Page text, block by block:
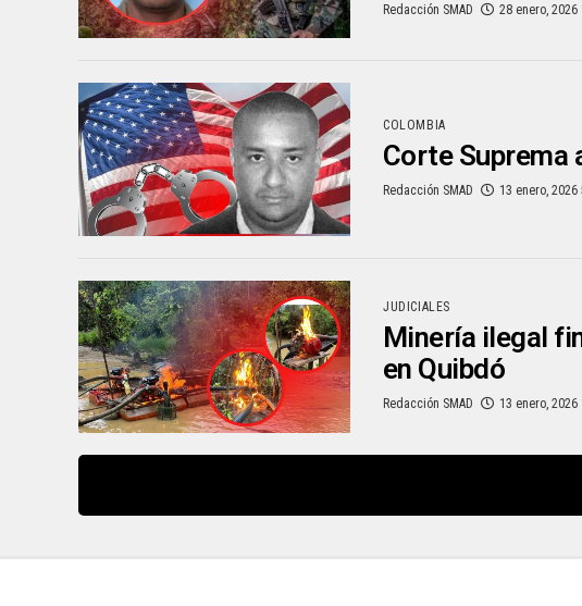
Redacción SMAD 28 enero, 2026
COLOMBIA
Corte Suprema
Redacción SMAD 13 enero, 2026
JUDICIALES
Minería ilegal
en Quibdó
Redacción SMAD 13 enero, 2026